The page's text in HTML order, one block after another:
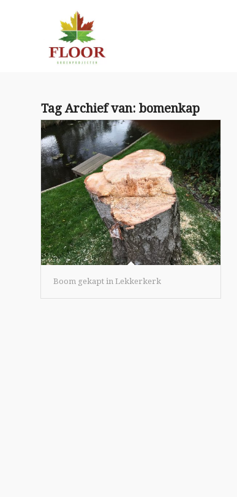
Tag Archief van: bomenkap
Boom gekapt in Lekkerkerk